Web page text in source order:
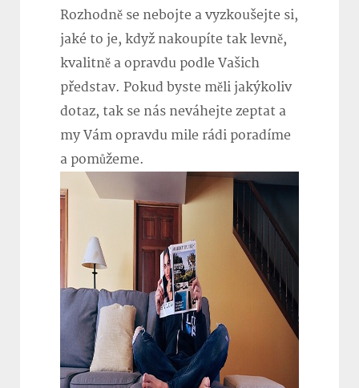
Rozhodně se nebojte a vyzkoušejte si,
jaké to je, když nakoupíte tak levně,
kvalitně a opravdu podle Vašich
představ. Pokud byste měli jakýkoliv
dotaz, tak se nás neváhejte zeptat a
my Vám opravdu mile rádi poradíme
a pomůžeme.